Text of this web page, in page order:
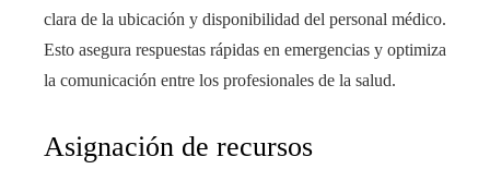
clara de la ubicación y disponibilidad del personal médico.
Esto asegura respuestas rápidas en emergencias y optimiza
la comunicación entre los profesionales de la salud.
Asignación de recursos